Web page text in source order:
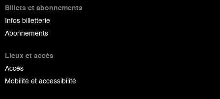
Billets et abonnements
Infos billetterie
Abonnements
Lieux et accès
Accès
Mobilité et accessibilité